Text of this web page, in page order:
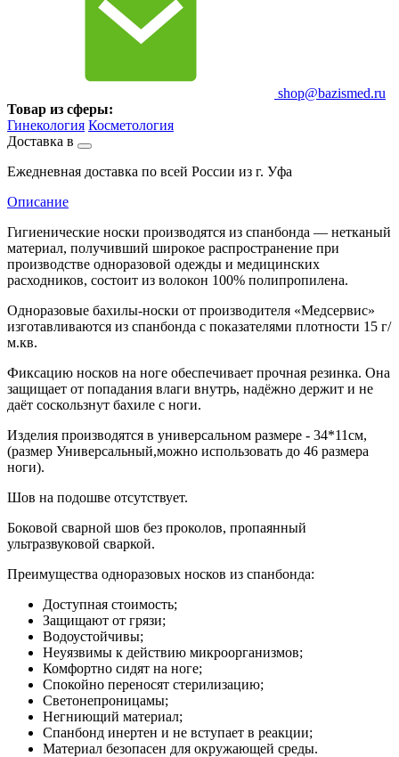
shop@bazismed.ru
Товар из сферы:
Гинекология Косметология
Доставка в
Ежедневная доставка по всей России из г. Уфа
Описание
Гигиенические носки производятся из спанбонда — нетканый
материал, получивший широкое распространение при
производстве одноразовой одежды и медицинских
расходников, состоит из волокон 100% полипропилена.
Одноразовые бахилы-носки от производителя «Медсервис»
изготавливаются из спанбонда с показателями плотности 15 г/
м.кв.
Фиксацию носков на ноге обеспечивает прочная резинка. Она
защищает от попадания влаги внутрь, надёжно держит и не
даёт соскользнут бахиле с ноги.
Изделия производятся в универсальном размере - 34*11см,
(размер Универсальный,можно использовать до 46 размера
ноги).
Шов на подошве отсутствует.
Боковой сварной шов без проколов, пропаянный
ультразвуковой сваркой.
Преимущества одноразовых носков из спанбонда:
Доступная стоимость;
Защищают от грязи;
Водоустойчивы;
Неуязвимы к действию микроорганизмов;
Комфортно сидят на ноге;
Спокойно переносят стерилизацию;
Светонепроницамы;
Негниющий материал;
Спанбонд инертен и не вступает в реакции;
Материал безопасен для окружающей среды.